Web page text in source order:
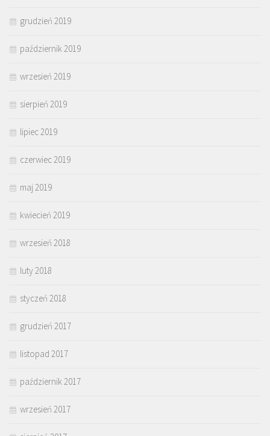
grudzień 2019
październik 2019
wrzesień 2019
sierpień 2019
lipiec 2019
czerwiec 2019
maj 2019
kwiecień 2019
wrzesień 2018
luty 2018
styczeń 2018
grudzień 2017
listopad 2017
październik 2017
wrzesień 2017